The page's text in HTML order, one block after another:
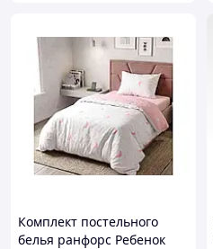
Комплект постельного
белья ранфорс Ребенок